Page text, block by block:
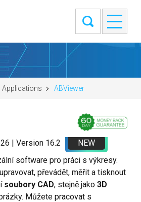
Applications ABViewer
| Version 16.2
NEW
software pro práci s výkresy.
převádět, měřit a tisknout
soubory CAD, stejně jako3D
Můžete pracovat s